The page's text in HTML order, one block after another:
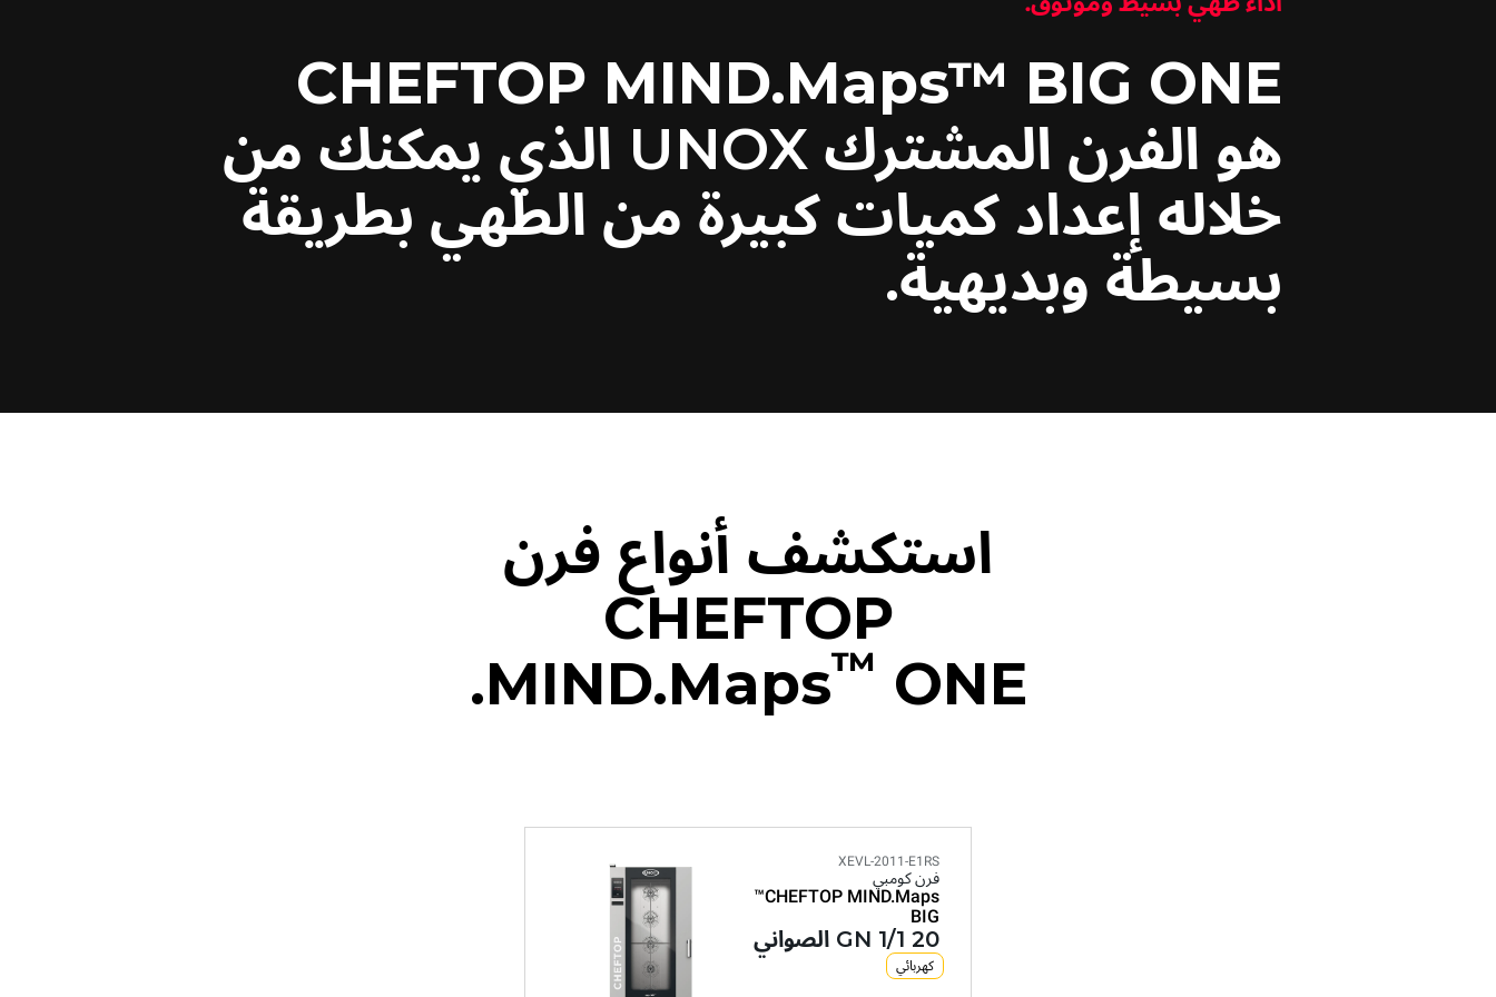
CHEFTOP MIND.Maps™ BIG ONE
هو الفرن المشترك UNOX الذي يمكنك من
خلاله إعداد كميات كبيرة من الطهي بطريقة
بسيطة وبديهية.
استكشف أنواع فرن
CHEFTOP
MIND.Maps™ ONE.
XEVL-2011-E1RS
فرن كومبي
CHEFTOP MIND.Maps™
BIG
20 GN 1/1 الصواني
كهربائي